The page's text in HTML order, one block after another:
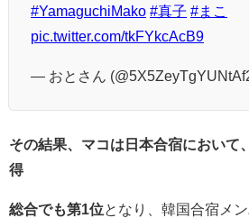
#YamaguchiMako #真子 #まこ
pic.twitter.com/tkFYkcAcB9
— おとさん
その結果、マコは日本合宿において
得
総合でも第1位となり、韓国合宿メ